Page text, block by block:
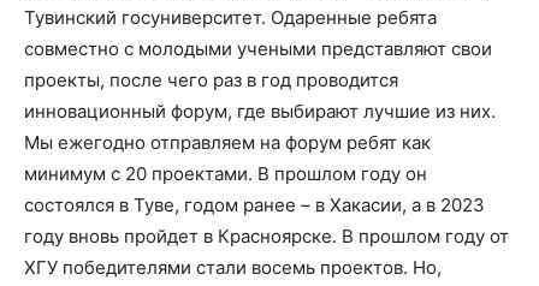
Тувинский госуниверситет. Одаренные ребята
совместно с молодыми учеными представляют свои
проекты, после чего раз в год проводится
инновационный форум, где выбирают лучшие из них.
Мы ежегодно отправляем на форум ребят как
минимум с 20 проектами. В прошлом году он
состоялся в Туве, годом ранее – в Хакасии, а в 2023
году вновь пройдет в Красноярске. В прошлом году от
ХГУ победителями стали восемь проектов. Но,